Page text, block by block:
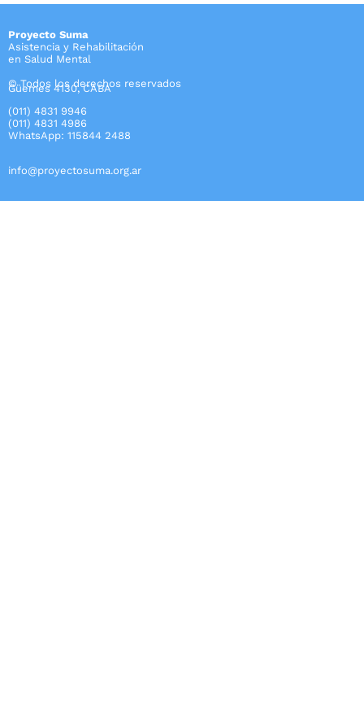
Proyecto Suma
Asistencia y Rehabilitación
en Salud Mental
© Todos los derechos reservados
Güemes 4130, CABA
(011) 4831 9946
(011) 4831 4986
WhatsApp: 115844 2488
info@proyectosuma.org.ar